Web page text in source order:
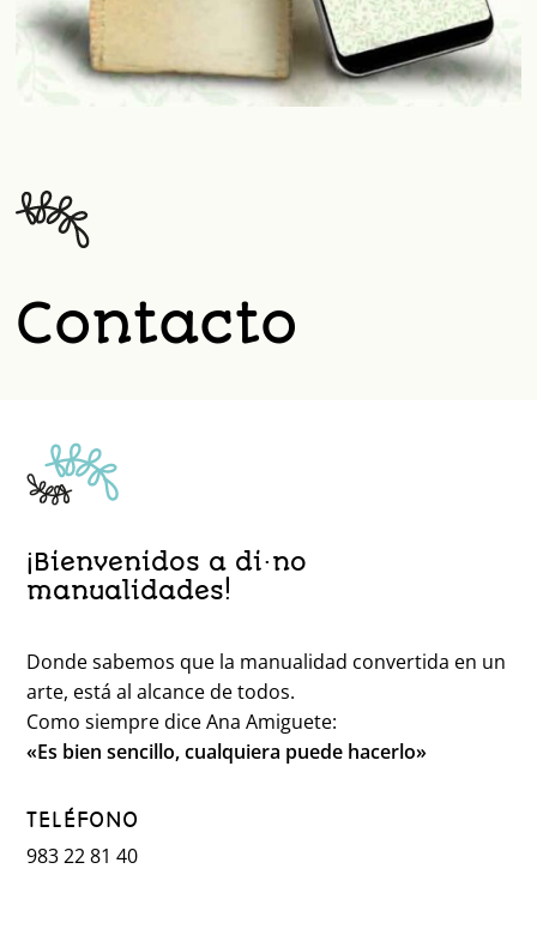
Contacto
¡Bienvenidos a di·no
manualidades!
Donde sabemos que la manualidad convertida en un
arte, está al alcance de todos.
Como siempre dice Ana Amiguete:
«Es bien sencillo, cualquiera puede hacerlo»
TELÉFONO
983 22 81 40